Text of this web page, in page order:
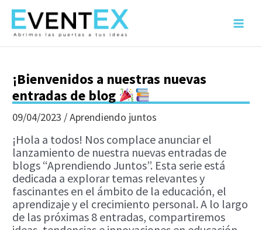
contenido
Main
¡Bienvenidos a nuestras nuevas
entradas de blog
09/04/2023 /Aprendiendo juntos
¡Hola a todos! Nos complace anunciar el
lanzamiento de nuestra nuevas entradas de
blogs “Aprendiendo Juntos”. Esta serie está
dedicada a explorar temas relevantes y
fascinantes en el ámbito de la educación, el
aprendizaje y el crecimiento personal. A lo largo
de las próximas 8 entradas, compartiremos